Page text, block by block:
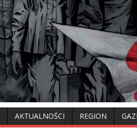
AKTUALNOŚCI REGION